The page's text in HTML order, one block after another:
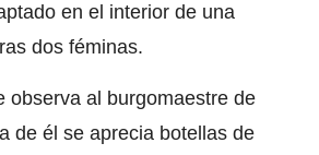
en el interior de una
dos féminas.
observa al burgomaestre de
de él se aprecia botellas de